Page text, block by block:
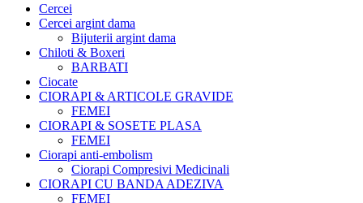
Cercei
Cercei argint dama
Bijuterii argint dama
Chiloti & Boxeri
BARBATI
Ciocate
CIORAPI & ARTICOLE GRAVIDE
FEMEI
CIORAPI & SOSETE PLASA
FEMEI
Ciorapi anti-embolism
Ciorapi Compresivi Medicinali
CIORAPI CU BANDA ADEZIVA
FEMEI